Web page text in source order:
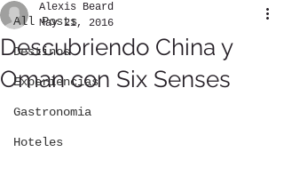
All Posts
Destinos
Experiencias
Gastronomia
Hoteles
Descubriendo China y
Oman con Six Senses
Alexis Beard
May 21, 2016